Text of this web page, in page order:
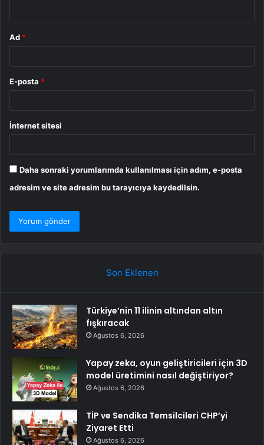
Ad *
E-posta *
İnternet sitesi
Daha sonraki yorumlarımda kullanılması için adım, e-posta
adresim ve site adresim bu tarayıcıya kaydedilsin.
Son Eklenen
Türkiye’nin 11 ilinin altından altın
fışkıracak
Ağustos 6, 2026
Yapay zeka, oyun geliştiricileri için 3D
model üretimini nasıl değiştiriyor?
Ağustos 6, 2026
TİP ve Sendika Temsilcileri CHP’yi
Ziyaret Etti
Ağustos 6, 2026